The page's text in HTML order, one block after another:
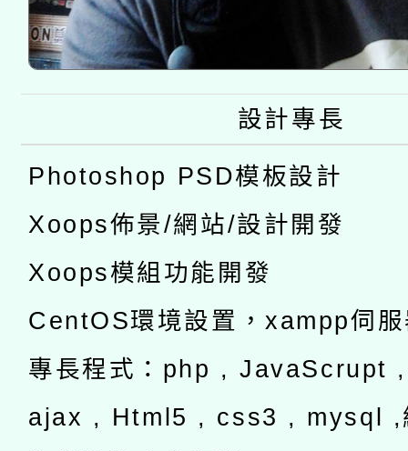
設計專長
Photoshop PSD模板設計
Xoops佈景/網站/設計開發
Xoops模組功能開發
CentOS環境設置，xampp伺
專長程式：php , JavaScrupt
ajax , Html5 , css3 , mysql ,